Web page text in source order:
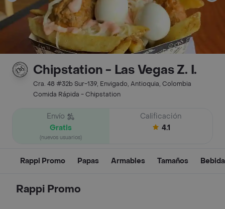
Chipstation - Las Vegas Z. I.
Cra. 48 #32b Sur-139, Envigado, Antioquia, Colombia
Comida Rápida - Chipstation
Envío
Gratis
(nuevos usuarios)
Calificación
4.1
Rappi Promo Papas Armables Tamaños
Rappi Promo